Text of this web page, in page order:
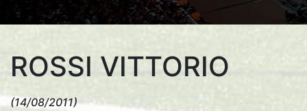
ROSSI VITTORIO
(14/08/2011)